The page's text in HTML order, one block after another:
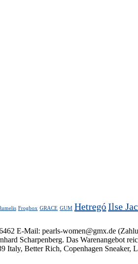
Frogbox GRACE GUM HetregóIlse
E-Mail: pearls-women@gmx.de
Scharpenberg. Das Warenangebot
Better Rich, Copenhagen Sneaker,